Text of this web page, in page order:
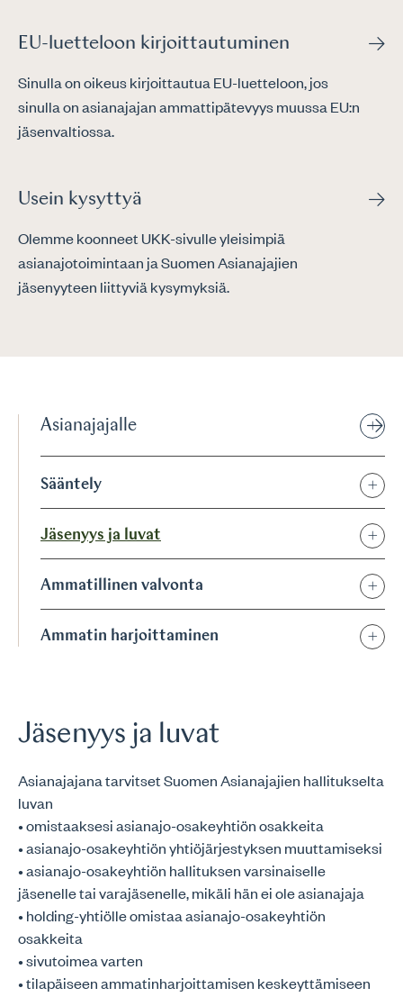
EU-luetteloon kirjoittautuminen
Sinulla on oikeus kirjoittautua EU-luetteloon, jos
sinulla on asianajajan ammattipätevyys muussa EU:n
jäsenvaltiossa.
Usein kysyttyä
Olemme koonneet UKK-sivulle yleisimpiä
asianajotoimintaan ja Suomen Asianajajien
jäsenyyteen liittyviä kysymyksiä.
Asianajajalle
Sääntely
Jäsenyys ja luvat
Ammatillinen valvonta
Ammatin harjoittaminen
Jäsenyys ja luvat
Asianajajana tarvitset Suomen Asianajajien hallitukselta
luvan
• omistaaksesi asianajo-osakeyhtiön osakkeita
• asianajo-osakeyhtiön yhtiöjärjestyksen muuttamiseksi
• asianajo-osakeyhtiön hallituksen varsinaiselle
jäsenelle tai varajäsenelle, mikäli hän ei ole asianajaja
• holding-yhtiölle omistaa asianajo-osakeyhtiön
osakkeita
• sivutoimea varten
• tilapäiseen ammatinharjoittamisen keskeyttämiseen